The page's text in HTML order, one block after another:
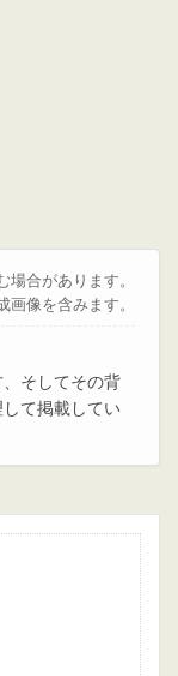
合があります。
像を含みます。
そしてその背
て掲載してい